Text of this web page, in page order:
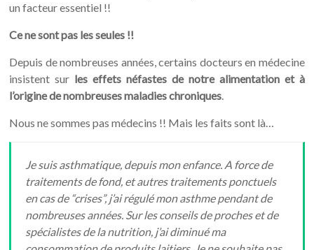
un facteur essentiel !!
Ce ne sont pas les seules !!
Depuis de nombreuses années, certains docteurs en médecine
insistent sur les effets néfastes de notre alimentation et à
l’origine de nombreuses maladies chroniques.
Nous ne sommes pas médecins !! Mais les faits sont là…
Je suis asthmatique, depuis mon enfance. A force de
traitements de fond, et autres traitements ponctuels
en cas de “crises”, j’ai régulé mon asthme pendant de
nombreuses années. Sur les conseils de proches et de
spécialistes de la nutrition, j’ai diminué ma